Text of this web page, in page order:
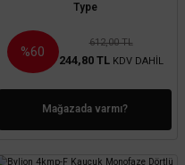
Type
%60
612,00 TL
244,80 TL KDV DAHİL
Mağazada varmı?